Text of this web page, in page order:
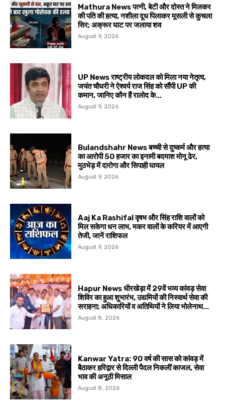
Mathura News पत्नी, बेटी और दोस्त ने मिलकर
की पति की हत्या, नशीला दूध पिलाकर मूसली से कुचला
सिर; अक्रूर घाट पर जलाया शव
August 9, 2026
UP News राष्ट्रीय लोकदल को मिला नया नेतृत्व,
जयंत चौधरी ने ऐश्वर्य राज सिंह को सौंपी UP की
कमान, जानिए कौन हैं रालोद के...
August 9, 2026
Bulandshahr News बच्ची से दुष्कर्म और हत्या
का आरोपी 50 हजार का इनामी बदमाश मोनू ढेर,
मुठभेड़ में दारोगा और सिपाही घायल
August 9, 2026
Aaj Ka Rashifal वृषभ और सिंह राशि वालों को
मिल सकेगा धन लाभ, मकर वालों के करियर में आएगी
तेजी, जानें राशिफल
August 9, 2026
Hapur News धीरखेड़ा में 29वें भव्य कांवड़ सेवा
शिविर का हुआ शुभारंभ, उद्यमियों की निस्वार्थ सेवा की
सराहना; अधिकारियों व अतिथियों ने लिया भोलेनाथ...
August 8, 2026
Kanwar Yatra: 90 वर्ष की सास को कांवड़ में
बैठाकर हरिद्वार से दिल्ली पैदल निकलीं काजल, सेवा
भाव की अनूठी मिसाल
August 8, 2026